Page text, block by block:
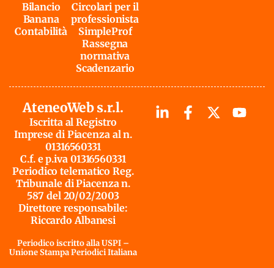
Bilancio
Banana
Contabilità
Circolari per il
professionista
SimpleProf
Rassegna
normativa
Scadenzario
AteneoWeb s.r.l.
Iscritta al Registro
Imprese di Piacenza al n.
01316560331
C.f. e p.iva 01316560331
Periodico telematico Reg.
Tribunale di Piacenza n.
587 del 20/02/2003
Direttore responsabile:
Riccardo Albanesi
Periodico iscritto alla USPI –
Unione Stampa Periodici Italiana